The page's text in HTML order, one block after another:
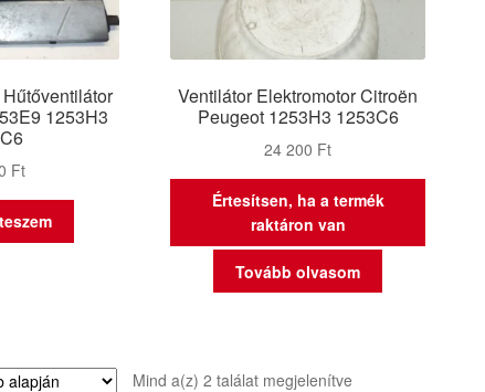
1253H3
Ft
Ventilátor Elektromotor Citroën
Peugeot 1253H3 1253C6
24 200 Ft
Értesítsen, ha a termék
raktáron van
Tovább olvasom
Mind a(z) 2 találat megjelenítveSorted